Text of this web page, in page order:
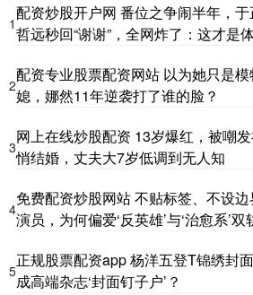
1
配资炒股开户网 番位之争闹半年，
哲远秒回“谢谢”，全网炸了：这才是
2
配资专业股票配资网站 以为她只是
媳，娜然11年逆袭打了谁的脸？
3
网上在线炒股配资 13岁爆红，被嘲
悄结婚，丈夫大7岁低调到无人知
4
免费配资炒股网站 不贴标签、不设
演员，为何偏爱‘反英雄’与‘治愈系’双
5
正规股票配资app 杨洋五登T锦绣封
成高端杂志‘封面钉子户’？